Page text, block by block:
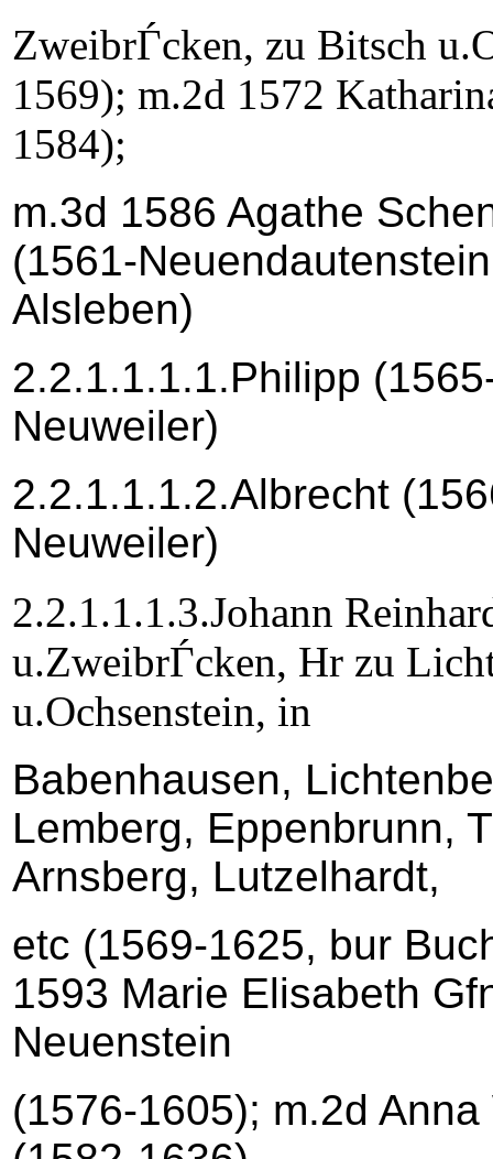
ZweibrЃcken, zu Bitsch
1569); m.2d 1572
1584);
m.3d 1586 Agathe
(1561-
Alsleben)
2.2.1.1.1.1.Philipp
Neuweiler)
2.2.1.1.1.2.Albrecht
Neuweiler)
2.2.1.1.1.3.Johann
u.ZweibrЃcken, Hr zu
u.Ochsenstein, in
Babenhausen,
Lemberg, Eppenbrunn,
Arnsberg, Lutzelhardt,
etc (1569-1625, bur
1593 Marie Elisabeth
Neuenstein
(1576-1605); m.2d